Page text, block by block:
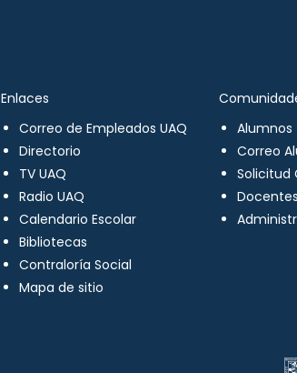
Enlaces
Correo de Empleados UAQ
Directorio
TV UAQ
Radio UAQ
Calendario Escolar
Bibliotecas
Contraloría Social
Mapa de sitio
Alumnos
Correo
Solicitud
Docentes